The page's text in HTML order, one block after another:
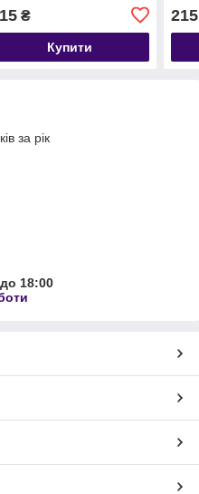
₴
Купити
215
за рік
18:00